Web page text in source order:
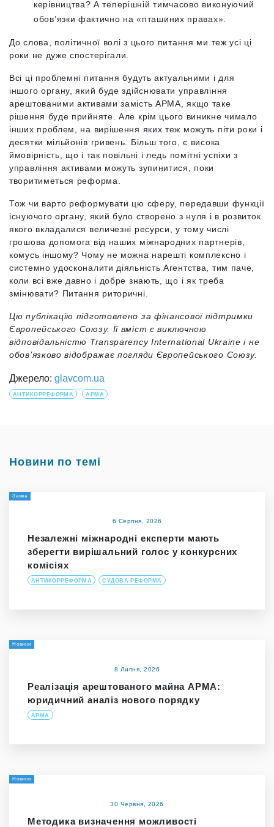
керівництва? А теперішній тимчасово виконуючий
обов’язки фактично на «пташиних правах».
До слова, політичної волі з цього питання ми теж усі ці
роки не дуже спостерігали.
Всі ці проблемні питання будуть актуальними і для
іншого органу, який буде здійснювати управління
арештованими активами замість АРМА, якщо таке
рішення буде прийняте. Але крім цього виникне чимало
інших проблем, на вирішення яких теж можуть піти роки і
десятки мільйонів гривень. Більш того, є висока
ймовірність, що і так повільні і ледь помітні успіхи з
управління активами можуть зупинитися, поки
творитиметься реформа.
Тож чи варто реформувати цю сферу, передавши функції
існуючого органу, який було створено з нуля і в розвиток
якого вкладалися величезні ресурси, у тому числі
грошова допомога від наших міжнародних партнерів,
комусь іншому? Чому не можна нарешті комплексно і
системно удосконалити діяльність Агентства, тим паче,
коли всі вже давно і добре знають, що і як треба
змінювати? Питання риторичні.
Цю публікацію підготовлено за фінансової підтримки
Європейського Союзу. Її вміст є виключною
відповідальністю Transparency International Ukraine і не
обов’язково відображає погляди Європейського Союзу.
Джерело: glavcom.ua
АНТИКОРРЕФОРМА АРМА
Новини по темі
Заява
6 Серпня, 2026
Незалежні міжнародні експерти мають
зберегти вирішальний голос у конкурсних
комісіях
АНТИКОРРЕФОРМА СУДОВА РЕФОРМА
Новини
8 Липня, 2026
Реалізація арештованого майна АРМА:
юридичний аналіз нового порядку
АРМА
Новини
30 Червня, 2026
Методика визначення можливості